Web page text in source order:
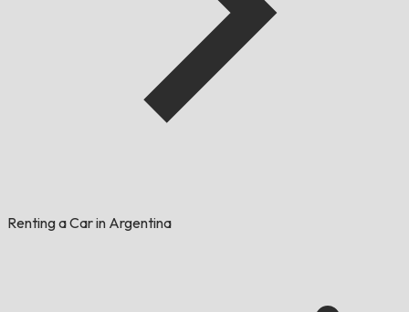
Renting a Car in Argentina